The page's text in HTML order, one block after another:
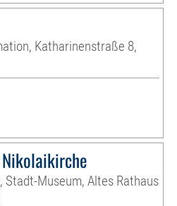
Katharinenstraße 8,
Museum, Altes Rathaus